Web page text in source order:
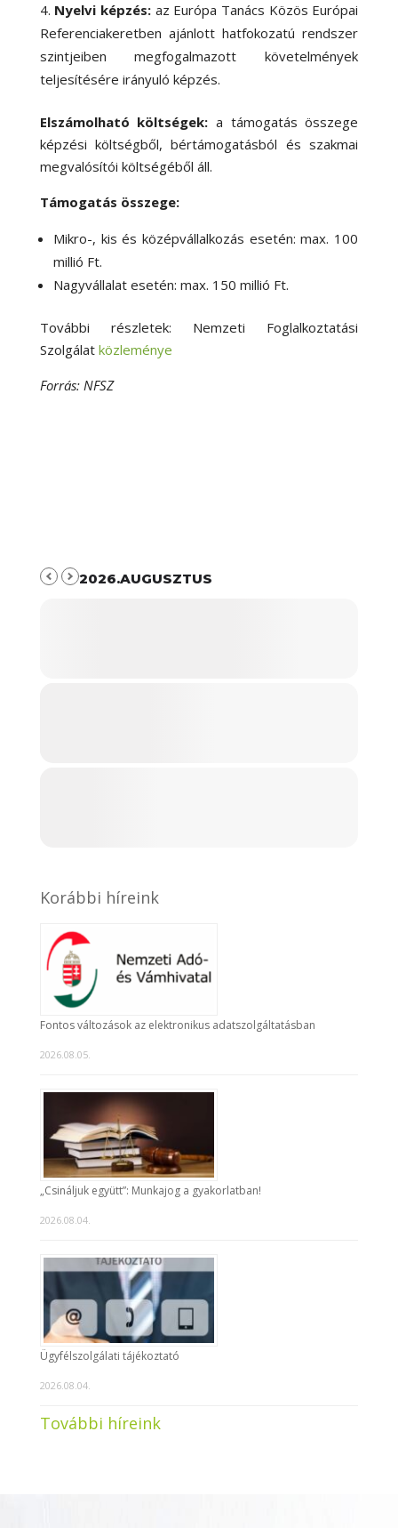
Nyelvi képzés: az Európa Tanács Közös Európai
Referenciakeretben ajánlott hatfokozatú rendszer
szintjeiben megfogalmazott követelmények
teljesítésére irányuló képzés.
Elszámolható költségek:a támogatás összege
képzési költségből, bértámogatásból és szakmai
megvalósítói költségéből áll.
Támogatás összege:
Mikro-, kis és középvállalkozás esetén: max. 100
millió Ft.
Nagyvállalat esetén: max. 150 millió Ft.
További részletek: Nemzeti Foglalkoztatási
Szolgálat közleménye
Forrás: NFSZ
2026.AUGUSZTUS
Korábbi híreink
Fontos változások az elektronikus adatszolgáltatásban
2026.08.05.
„Csináljuk együtt”: Munkajog a gyakorlatban!
2026.08.04.
Ügyfélszolgálati tájékoztató
2026.08.04.
További híreink